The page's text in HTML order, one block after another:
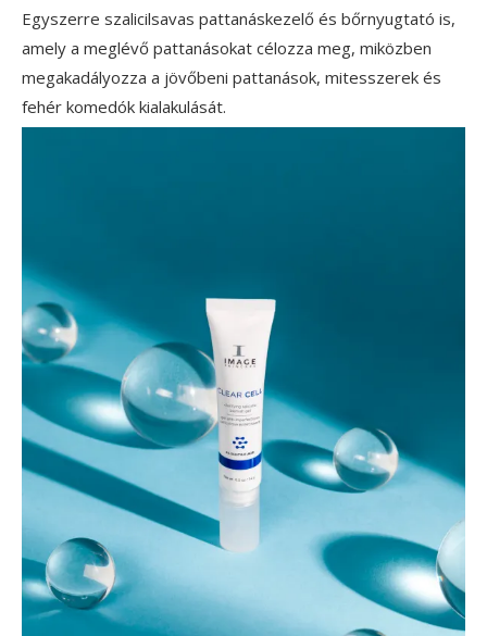
Egyszerre szalicilsavas pattanáskezelő és bőrnyugtató is,
amely a meglévő pattanásokat célozza meg, miközben
megakadályozza a jövőbeni pattanások, mitesszerek és
fehér komedók kialakulását.